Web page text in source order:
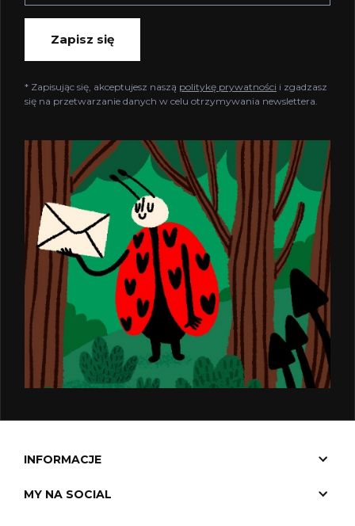
Zapisz się
* Zapisując się, akceptujesz naszą politykę prywatności i zgadzasz
się na przetwarzanie danych w celu otrzymywania newslettera.
INFORMACJE
MY NA SOCIAL